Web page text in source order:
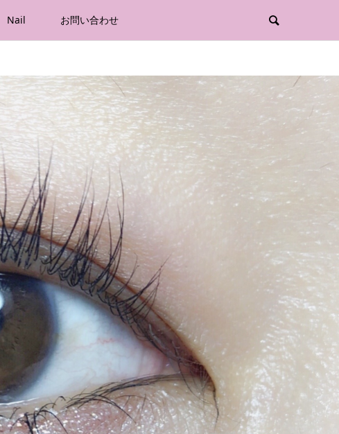
Nail お問い合わせ